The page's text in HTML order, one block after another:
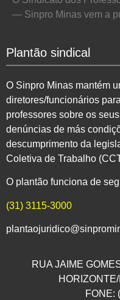
— Sinpro Minas vem a
Plantão sindical
O Sinpro Minas mantém
diretores/funcionários
professores sobre os
denúncias de más
descumprimento da
Coletiva de Trabalho
O plantão funciona de
(31) 3115-3000
RUA JAIME
FONE: